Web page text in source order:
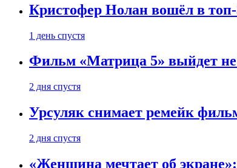
Кристофер Нолан вошёл в
1 день спустя
Фильм «Матрица 5» выйдет не
2 дня спустя
Урсуляк снимает ремейк
2 дня спустя
«Женщина мечтает об